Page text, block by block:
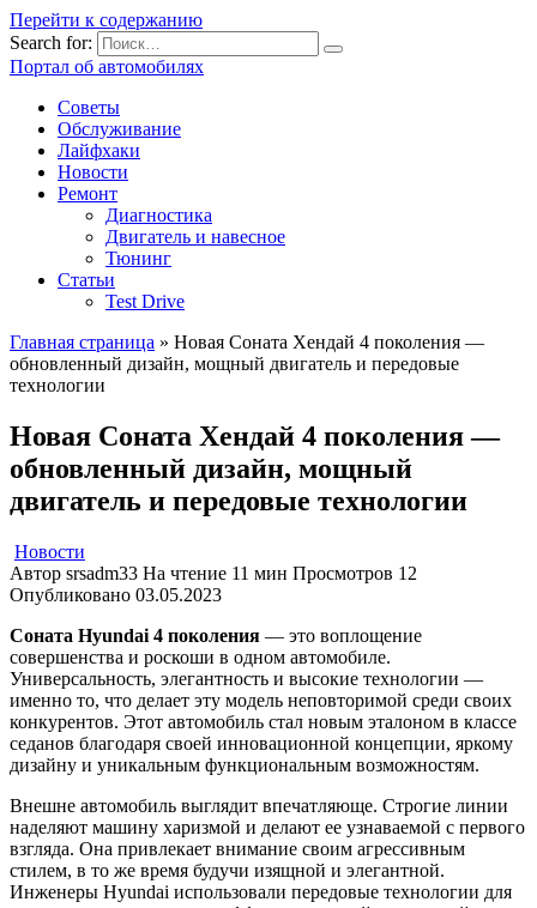
Перейти к содержанию
Search for:
Портал об автомобилях
Советы
Обслуживание
Лайфхаки
Новости
Ремонт
Диагностика
Двигатель и навесное
Тюнинг
Статьи
Test Drive
Главная страница » Новая Соната Хендай 4 поколения —
обновленный дизайн, мощный двигатель и передовые
технологии
Новая Соната Хендай 4 поколения —
обновленный дизайн, мощный
двигатель и передовые технологии
Новости
Автор srsadm33 На чтение 11 мин Просмотров 12
Опубликовано 03.05.2023
Соната Hyundai 4 поколения — это воплощение
совершенства и роскоши в одном автомобиле.
Универсальность, элегантность и высокие технологии —
именно то, что делает эту модель неповторимой среди своих
конкурентов. Этот автомобиль стал новым эталоном в классе
седанов благодаря своей инновационной концепции, яркому
дизайну и уникальным функциональным возможностям.
Внешне автомобиль выглядит впечатляюще. Строгие линии
наделяют машину харизмой и делают ее узнаваемой с первого
взгляда. Она привлекает внимание своим агрессивным
стилем, в то же время будучи изящной и элегантной.
Инженеры Hyundai использовали передовые технологии для